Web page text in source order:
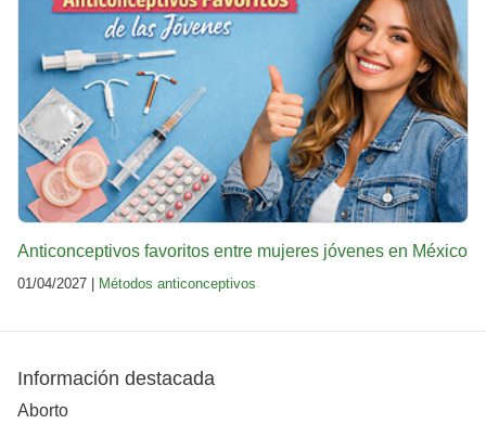
Anticonceptivos favoritos entre mujeres jóvenes en México
01/04/2027 | Métodos anticonceptivos
Información destacada
Aborto